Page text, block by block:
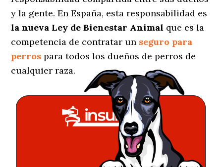
y la gente. En España, esta responsabilidad es
la nueva Ley de Bienestar Animal que es la
competencia de contratar un seguro para
perros para todos los dueños de perros de
cualquier raza.